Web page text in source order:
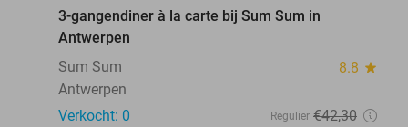
3-gangendiner à la carte bij Sum Sum in
Antwerpen
Sum Sum
8.8 star
Antwerpen
Verkocht: 0
Regulier €42,30